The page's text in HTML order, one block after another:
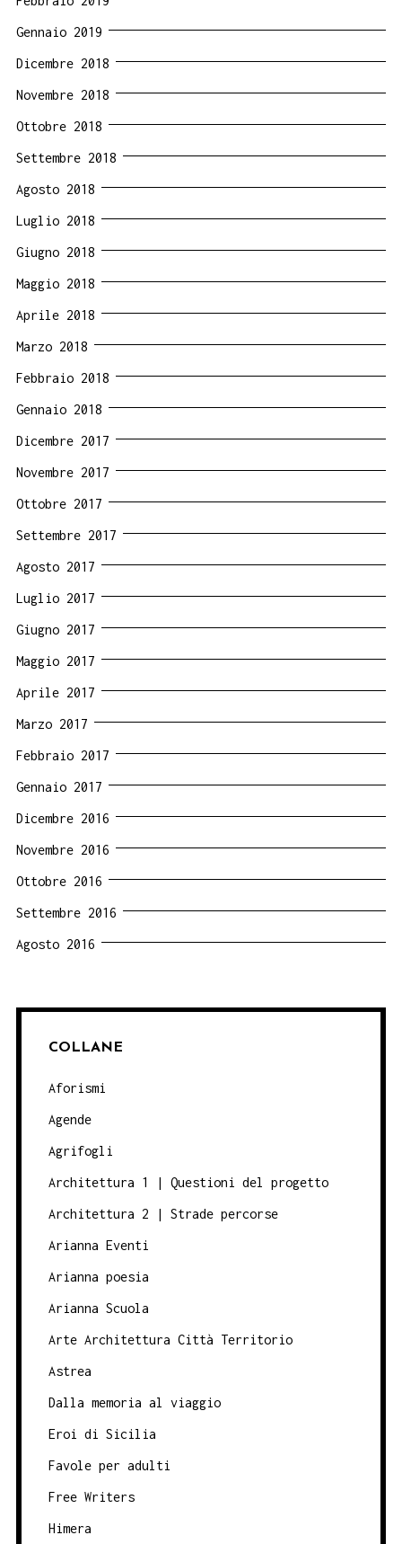
Gennaio 2019
Dicembre 2018
Novembre 2018
Ottobre 2018
Settembre 2018
Agosto 2018
Luglio 2018
Giugno 2018
Maggio 2018
Aprile 2018
Marzo 2018
Febbraio 2018
Gennaio 2018
Dicembre 2017
Novembre 2017
Ottobre 2017
Settembre 2017
Agosto 2017
Luglio 2017
Giugno 2017
Maggio 2017
Aprile 2017
Marzo 2017
Febbraio 2017
Gennaio 2017
Dicembre 2016
Novembre 2016
Ottobre 2016
Settembre 2016
Agosto 2016
COLLANE
Aforismi
Agende
Agrifogli
Architettura 1 | Questioni del progetto
Architettura 2 | Strade percorse
Arianna Eventi
Arianna poesia
Arianna Scuola
Arte Architettura Città Territorio
Astrea
Dalla memoria al viaggio
Eroi di Sicilia
Favole per adulti
Free Writers
Himera